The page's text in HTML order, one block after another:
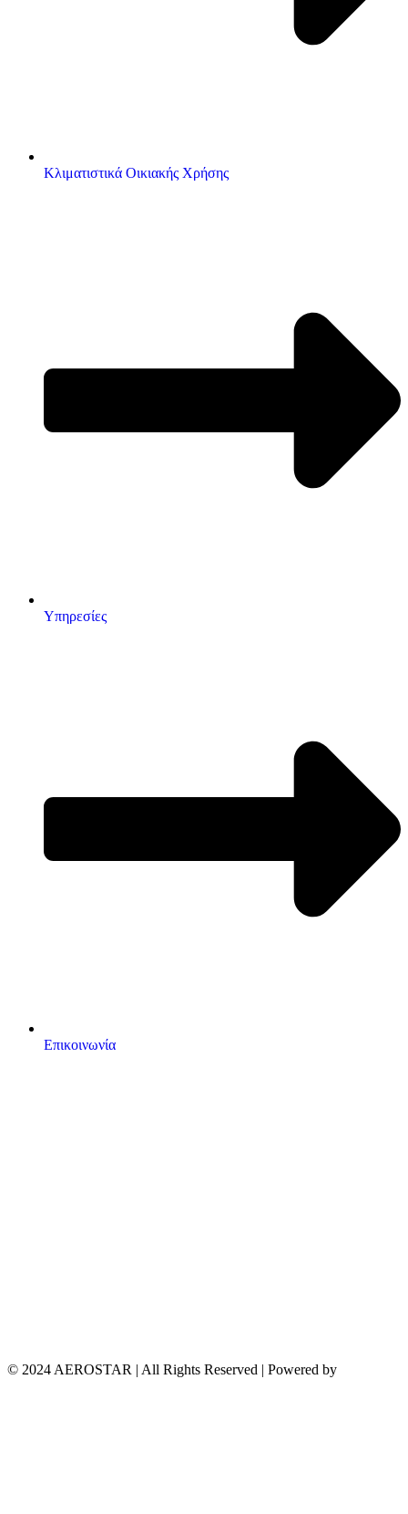
Κλιματιστικά Οικιακής Χρήσης
Υπηρεσίες
Επικοινωνία
© 2024 AEROSTAR | All Rights Reserved | Powered by